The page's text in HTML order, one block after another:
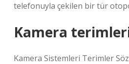
telefonuyla çekilen bir tür
Kamera
Kamera Sistemleri Terimler